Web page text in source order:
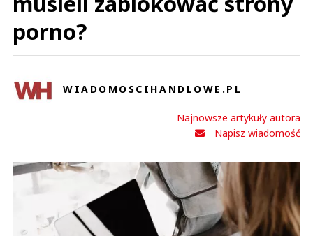
porno?
WIADOMOSCIHANDLOWE.PL
Najnowsze artykuły autora
Napisz wiadomość